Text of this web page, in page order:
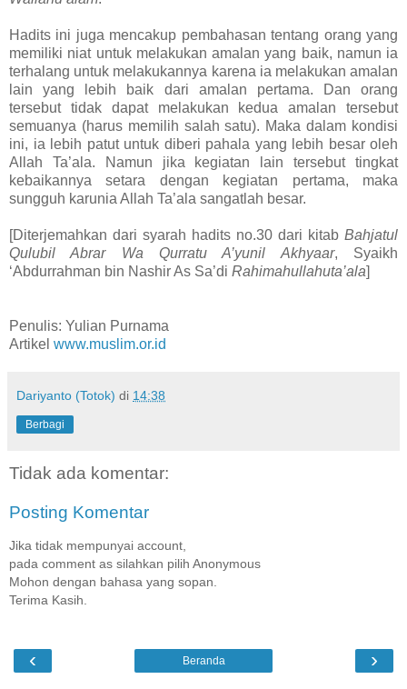
Hadits ini juga mencakup pembahasan tentang orang yang
memiliki niat untuk melakukan amalan yang baik, namun ia
terhalang untuk melakukannya karena ia melakukan amalan
lain yang lebih baik dari amalan pertama. Dan orang
tersebut tidak dapat melakukan kedua amalan tersebut
semuanya (harus memilih salah satu). Maka dalam kondisi
ini, ia lebih patut untuk diberi pahala yang lebih besar oleh
Allah Ta’ala. Namun jika kegiatan lain tersebut tingkat
kebaikannya setara dengan kegiatan pertama, maka
sungguh karunia Allah Ta’ala sangatlah besar.
[Diterjemahkan dari syarah hadits no.30 dari kitab Bahjatul
Qulubil Abrar Wa Qurratu A’yunil Akhyaar, Syaikh
‘Abdurrahman bin Nashir As Sa’di Rahimahullahuta’ala]
Penulis: Yulian Purnama
Artikel www.muslim.or.id
Dariyanto (Totok) di 14:38
Berbagi
Tidak ada komentar:
Posting Komentar
Jika tidak mempunyai account,
pada comment as silahkan pilih Anonymous
Mohon dengan bahasa yang sopan.
Terima Kasih.
‹ ›
Beranda